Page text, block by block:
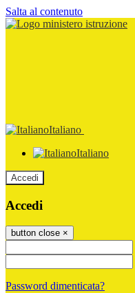
Salta al contenuto
Italiano
Italiano
Accedi
Accedi
button close ×
Password dimenticata?